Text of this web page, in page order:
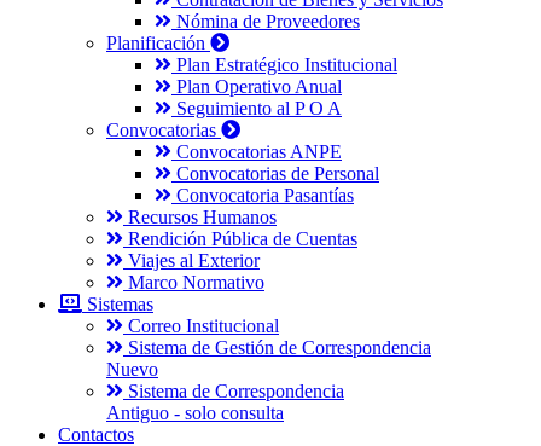
Nómina de Proveedores
Planificación
Plan Estratégico Institucional
Plan Operativo Anual
Seguimiento al P O A
Convocatorias
Convocatorias ANPE
Convocatorias de Personal
Convocatoria Pasantías
Recursos Humanos
Rendición Pública de Cuentas
Viajes al Exterior
Marco Normativo
Sistemas
Correo Institucional
Sistema de Gestión de Correspondencia
Nuevo
Sistema de Correspondencia
Antiguo - solo consulta
Contactos